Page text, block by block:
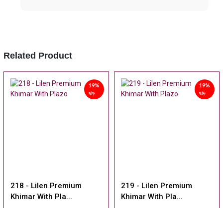
Related Product
19%
ছাড়
218 - Lilen Premium
Khimar With Pla...
19%
ছাড়
219 - Lilen Premium
Khimar With Pla...